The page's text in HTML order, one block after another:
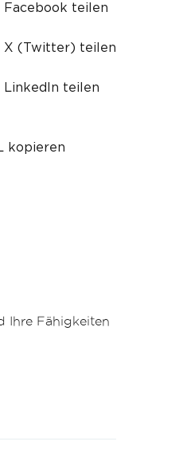
Facebook teilen
X (Twitter) teilen
LinkedIn teilen
kopieren
Ihre Fähigkeiten